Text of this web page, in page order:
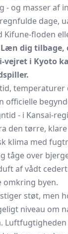
- og masser af
dage,
Kifune-floden
Læn dig tilbage,
vejret i Kyoto
officielle
- i Kansai-
den tørre,
klima med
tåge over
af vådt
omkring byen.
støt, men
niveau om